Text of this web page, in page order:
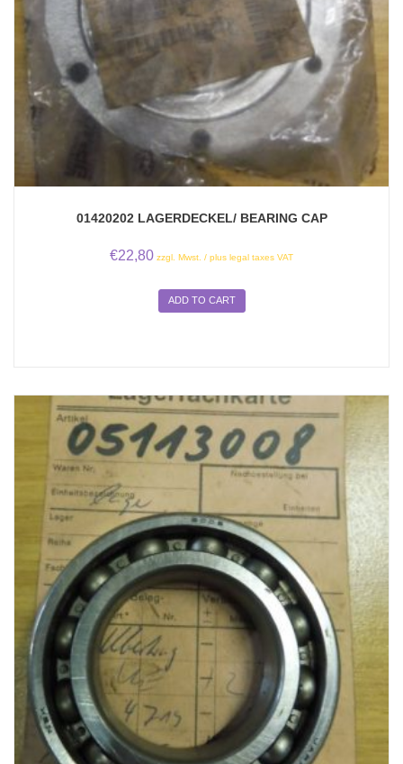
01420202 LAGERDECKEL/ BEARING CAP
€22,80 zzgl. Mwst. / plus legal taxes VAT
ADD TO CART